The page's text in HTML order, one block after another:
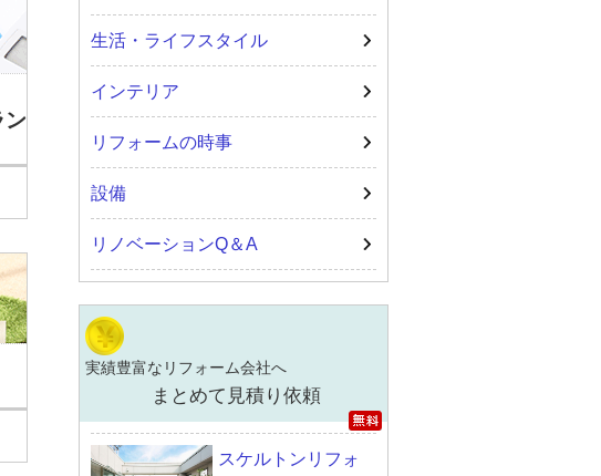
ン
生活・ライフスタイル
インテリア
リフォームの時事
設備
リノベーションQ＆A
実績豊富なリフォーム会社へ
まとめて見積り依頼
スケルトンリフォ